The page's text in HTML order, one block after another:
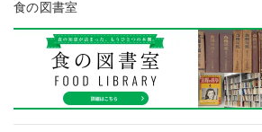
食の図書室